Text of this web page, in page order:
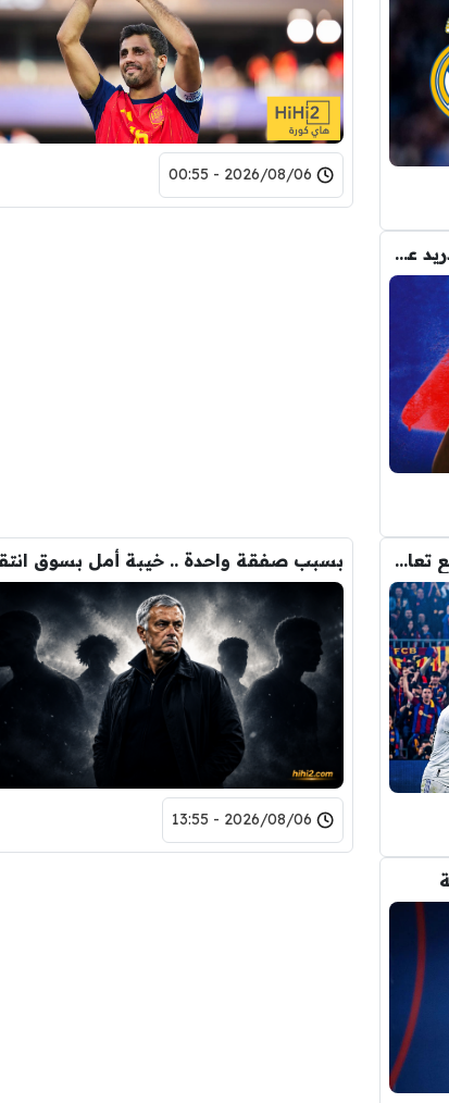
2026/08/06 - 00:55
بعد زيارة ديكو.. رد حاسم من أتلتيكو مدريد على برشلونة في ملف ألفاريز
4 أسباب تجعل أندية أوروبا تحارب لمنع تعاقد برشلونة مع رودري!
2026/08/06 - 13:55